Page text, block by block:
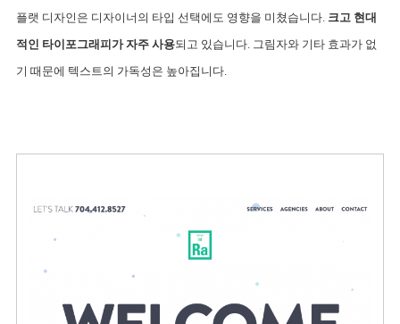
플랫 디자인은 디자이너의 타입 선택에도 영향을 미쳤습니다. 크고 현대
적인 타이포그래피가 자주 사용되고 있습니다. 그림자와 기타 효과가 없
기 때문에 텍스트의 가독성은 높아집니다.